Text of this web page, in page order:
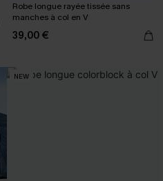
Robe longue rayée tissée sans
manches à col en V
39,00 €
NEW